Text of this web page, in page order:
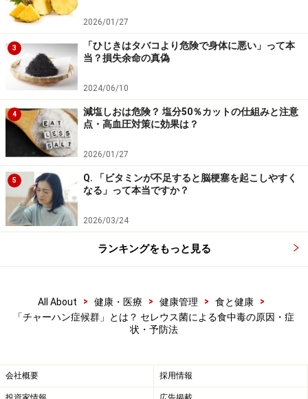
また、セレウス菌は増殖しても、食材からは特段の腐敗
臭のようなものはしません。においをかいで「大丈夫そ
うだ」と判断しないようにしましょう。
「チャーハン症候群」による食中毒の対策
法・予防法
「チャーハン症候群」を防ぐためには、加熱やにおいに
よる安全性を過信せず、セレウス菌を増殖させないため
の工夫が大切です。基本となる以下のポイントを押さえ
ましょう。
調理後はすぐに食べる
お弁当も室温で冷ますのではなく、保冷剤や冷蔵庫
で素早く冷やす
「チャーハン症候群」は、お弁当でも起こる可能性があ
ります。実際に2023年9月には、青森県の製造会社の弁
2026/01/27
3
「ひじきはタバコより危険で身体に悪い」って本
当？損失余命の真偽
2024/06/10
4
減塩しおは危険？ 塩分50％カットの仕組みと注意
点・高血圧対策に効果は？
2026/01/27
5
Q. 「ビタミンが不足すると脳梗塞を起こしやすく
なる」って本当ですか？
2026/03/24
ランキングをもっと見る
All About > 健康・医療 > 健康管理 > 食と健康
>
「チャーハン症候群」とは？ セレウス菌による食中毒の原因・症
状・予防法
会社概要 採用情報